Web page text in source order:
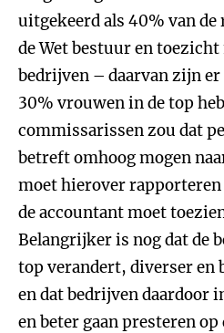
uitgekeerd als 40% van de
de Wet bestuur en
bedrijven – daarvan zijn
30% vrouwen in de top
commissarissen zou dat
betreft omhoog mogen
moet hierover
de accountant moet
Belangrijker is nog dat de
top verandert, diverser
en dat bedrijven daardoor
en beter gaan presteren